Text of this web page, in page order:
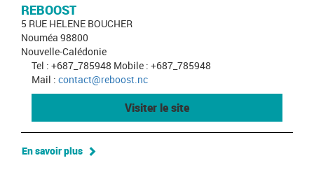
REBOOST
5 RUE HELENE BOUCHER
Nouméa 98800
Nouvelle-Calédonie
Tel : +687_785948 Mobile : +687_785948
Mail : contact@reboost.nc
Visiter le site
En savoir plus